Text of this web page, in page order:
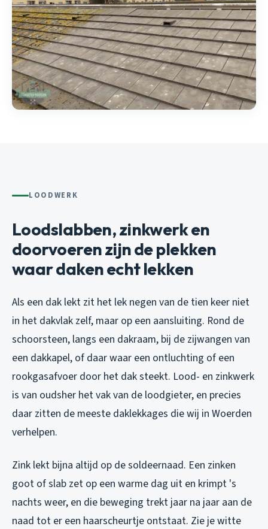
LOODWERK
Loodslabben, zinkwerk en
doorvoeren zijn de plekken
waar daken echt lekken
Als een dak lekt zit het lek negen van de tien keer niet
in het dakvlak zelf, maar op een aansluiting. Rond de
schoorsteen, langs een dakraam, bij de zijwangen van
een dakkapel, of daar waar een ontluchting of een
rookgasafvoer door het dak steekt. Lood- en zinkwerk
is van oudsher het vak van de loodgieter, en precies
daar zitten de meeste daklekkages die wij in Woerden
verhelpen.
Zink lekt bijna altijd op de soldeernaad. Een zinken
goot of slab zet op een warme dag uit en krimpt 's
nachts weer, en die beweging trekt jaar na jaar aan de
naad tot er een haarscheurtje ontstaat. Zie je witte